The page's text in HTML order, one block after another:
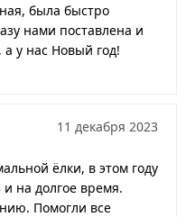
была быстро
нами поставлена и
у нас Новый год!
11 декабря 2023
ёлки, в этом году
на долгое время.
Помогли все